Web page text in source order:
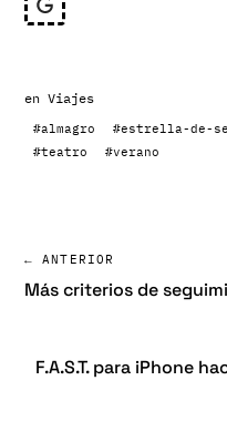
en Viajes
#almagro #estrella-de-
#teatro
#verano
← ANTERIOR
Más criterios de
F.A.S.T. para iPhone